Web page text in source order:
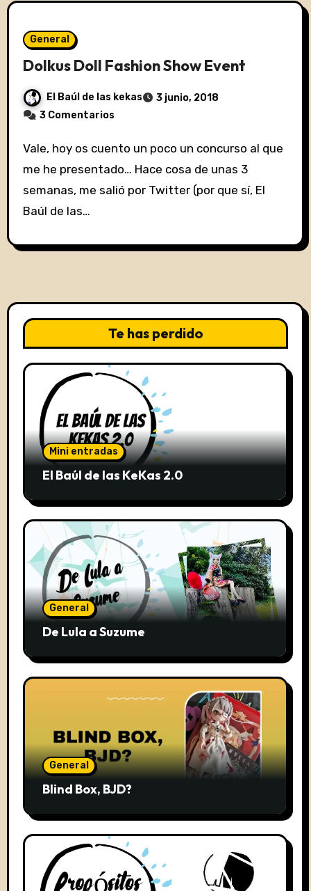
General
Dolkus Doll Fashion Show Event
El Baúl de las kekas
3 junio, 2018
3 Comentarios
Vale, hoy os cuento un poco un concurso al que
me he presentado… Hace cosa de unas 3
semanas, me salió por Twitter (por que sí, El
Baúl de las…
Te has perdido
Mini entradas
El Baúl de las KeKas 2.0
General
De Lula a Suzume
General
Blind Box, BJD?